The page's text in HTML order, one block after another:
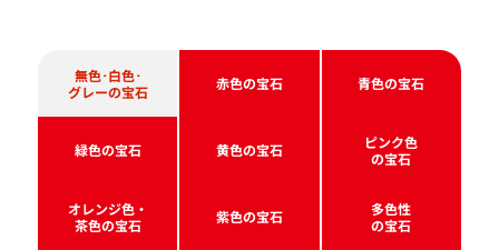
無色･白色･
グレーの宝石
赤色の宝石 青色の宝石
緑色の宝石 黄色の宝石
ピンク色
の宝石
オレンジ色・
茶色の宝石
紫色の宝石
多色性
の宝石